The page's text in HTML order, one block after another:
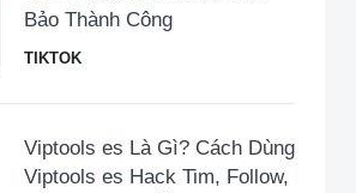
Bảo Thành Công
TIKTOK
Viptools es Là Gì? Cách Dùng
Viptools es Hack Tim, Follow,